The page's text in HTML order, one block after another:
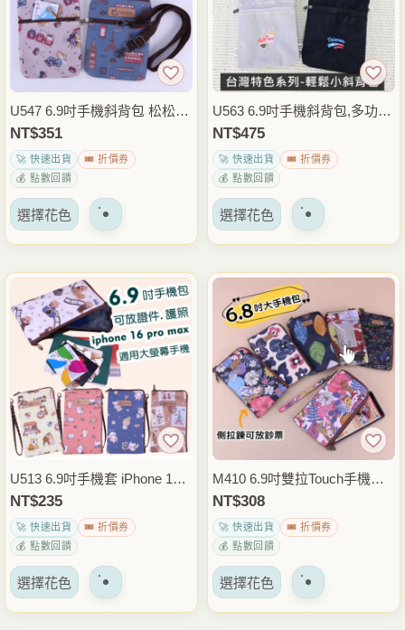
可
以
在
產
頁
上
擇
產
頁
上
擇
U547 6.9吋手機斜背包 松松小
側背包 手機包 零錢包 卡片小
物收納 出國旅行散步隨身包
NT$351
🚀 快速出貨
🎟️ 折價券
💰 點數回饋
選擇花色 該
有
多
種
變
體。
可
以
在
產
頁
上
擇
U563 6.9吋手機斜背包,多功能
小斜背,松松小側背 ｜電繡台
灣特色圖騰系列
NT$475
🚀 快速出貨
🎟️ 折價券
💰 點數回饋
選擇花色 該
有
多
種
變
體。
可
以
在
頁
上
擇
U513 6.9吋手機套 iPhone 17 P
ro Max手機包 單拉鍊手機收納
包 6.8吋6.7吋適用 外出通勤隨
身包 雨朵防水包
NT$235
🚀 快速出貨
🎟️ 折價券
💰 點數回饋
選擇花色 該
M410 6.9吋雙拉Touch手機套 i
Phone 17 Pro Max手機包 6.8
吋6.7吋適用 防潑水手機收納
包 雨朵防水包
NT$308
🚀 快速出貨
🎟️ 折價券
💰 點數回饋
選擇花色 該